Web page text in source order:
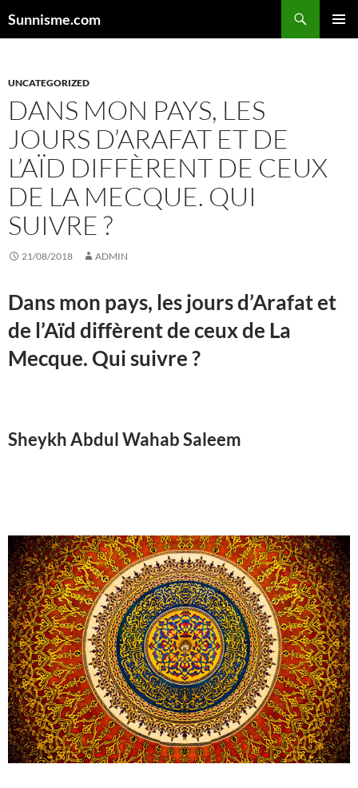
auSunnisme.com
UNCATEGORIZED
DANS MON PAYS, LES
JOURS D’ARAFAT ET DE
L’AÏD DIFFÈRENT DE CEUX
DE LA MECQUE. QUI
SUIVRE ?
21/08/2018 ADMIN
Dans mon pays, les jours d’Arafatet
de l’Aïd diffèrent de ceux de La
Mecque. Qui suivre ?
Sheykh Abdul Wahab Saleem